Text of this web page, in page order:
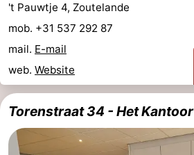
't Pauwtje 4, Zoutelande
mob. +31 537 292 87
mail. E-mail
web. Website
Torenstraat 34 - Het Kantoor